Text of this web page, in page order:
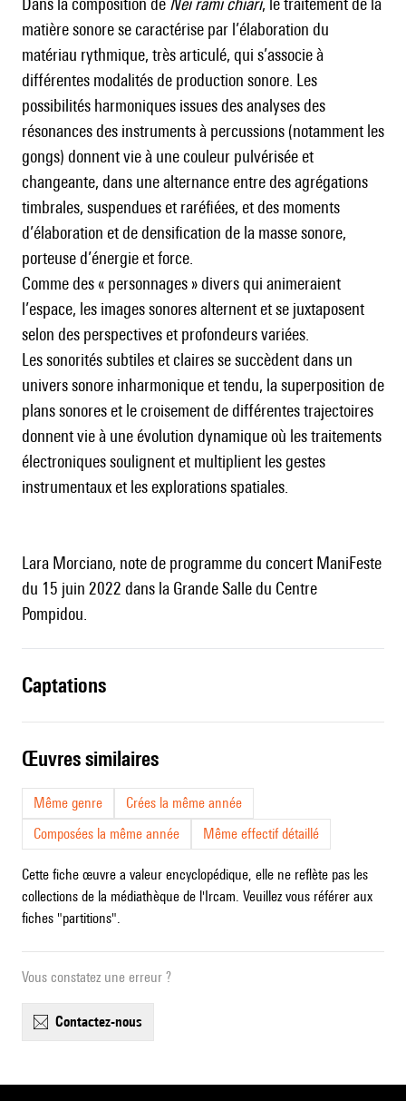
matière sonore se caractérise par l’élaboration du
matériau rythmique, très articulé, qui s’associe à
différentes modalités de production sonore. Les
possibilités harmoniques issues des analyses des
résonances des instruments à percussions (notamment les
gongs) donnent vie à une couleur pulvérisée et
changeante, dans une alternance entre des agrégations
timbrales, suspendues et raréfiées, et des moments
d’élaboration et de densification de la masse sonore,
porteuse d’énergie et force.
Comme des « personnages » divers qui animeraient
l’espace, les images sonores alternent et se juxtaposent
selon des perspectives et profondeurs variées.
Les sonorités subtiles et claires se succèdent dans un
univers sonore inharmonique et tendu, la superposition de
plans sonores et le croisement de différentes trajectoires
donnent vie à une évolution dynamique où les traitements
électroniques soulignent et multiplient les gestes
instrumentaux et les explorations spatiales.
Lara Morciano, note de programme du concert ManiFeste
du 15 juin 2022 dans la Grande Salle du Centre
Pompidou.
captations
œuvres similaires
Même genre
Crées la même année
Composées la même année
Même effectif détaillé
Cette fiche œuvre a valeur encyclopédique, elle ne reflète pas les
collections de la médiathèque de l'Ircam. Veuillez vous référer aux
fiches "partitions".
Vous constatez une erreur ?
contactez-nous